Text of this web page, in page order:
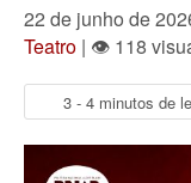
22 de junho de
Teatro | 👁 118
3 - 4 minutos de